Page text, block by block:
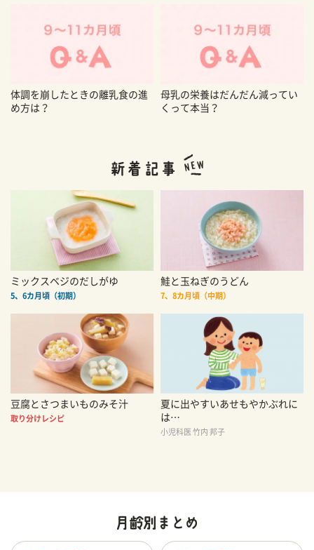
体調を崩したときの離乳食の進
め方は？
母乳の栄養はだんだん減ってい
くって本当？
ミックスベジのだしがゆ
5、6カ月頃（初期）
鮭と玉ねぎのうどん
7、8カ月頃（中期）
豆腐とさつまいものみそ汁
取り分けレシピ
夏に出やすいあせもやかぶれに
は…
小児科医 竹内 邦子